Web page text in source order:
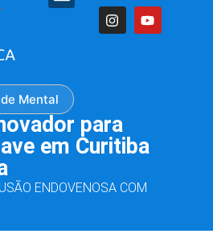
Mental
para
em Curitiba
ENDOVENOSA COM